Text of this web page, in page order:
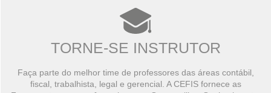
TORNE-SE INSTRUTOR
Faça parte do melhor time de professores das áreas contábil,
fiscal, trabalhista, legal e gerencial. A CEFIS fornece as